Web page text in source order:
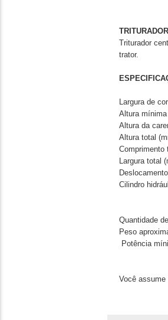
Triturador
trator.
Largura de
Altura
Altura da
Altura total
Comprimento
Largura total
Cilindro
Quantidade
Peso
Potência
Você